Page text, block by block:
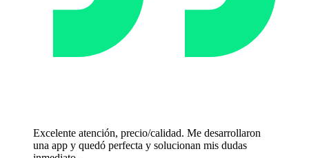
Excelente atención, precio/calidad. Me desarrollaron
una app y quedó perfecta y solucionan mis dudas